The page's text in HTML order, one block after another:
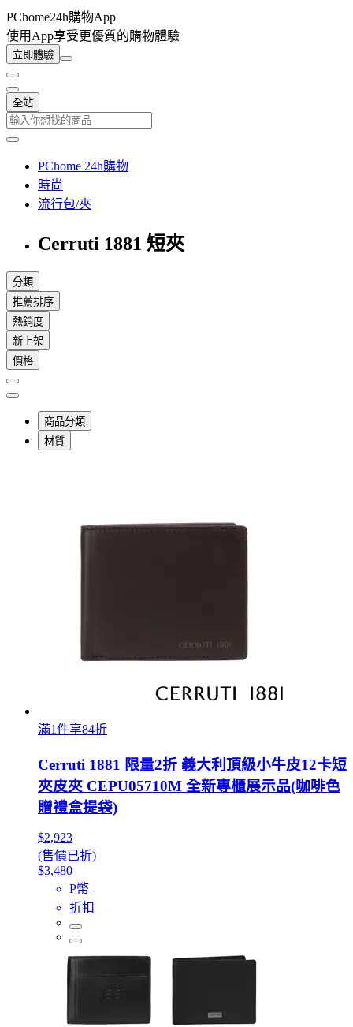
PChome24h購物App
使用App享受更優質的購物體驗
立即體驗
全站
PChome 24h購物
時尚
流行包/夾
Cerruti 1881 短夾
分類
推薦排序
熱銷度
新上架
價格
商品分類
材質
滿1件享84折
Cerruti 1881 限量2折 義大利頂級小牛皮12卡短
夾皮夾 CEPU05710M 全新專櫃展示品(咖啡色
贈禮盒提袋)
$2,923
(售價已折)
$3,480
P幣
折扣